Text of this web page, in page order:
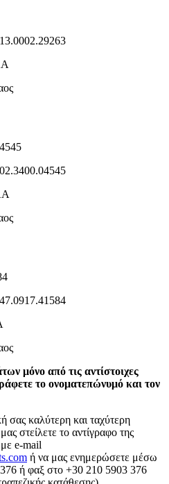
μόνο από τις αντίστοιχες
το ονοματεπώνυμό και τον
σας καλύτερη και ταχύτερη
στείλετε το αντίγραφο της
e-mail
ή να μας ενημερώσετε μέσω
ή φαξ στο +30 210 5903 376